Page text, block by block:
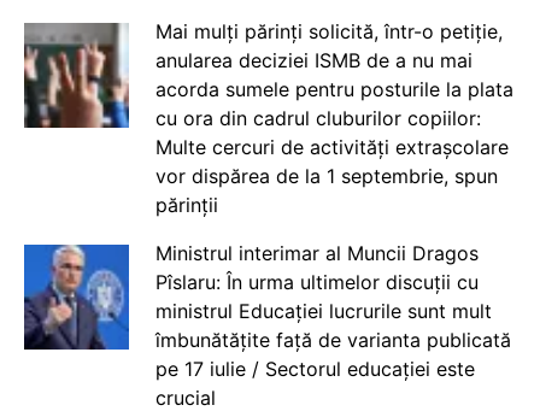
Mai mulți părinți solicită, într-o petiție,
anularea deciziei ISMB de a nu mai
acorda sumele pentru posturile la plata
cu ora din cadrul cluburilor copiilor:
Multe cercuri de activități extrașcolare
vor dispărea de la 1 septembrie, spun
părinții
Ministrul interimar al Muncii Dragos
Pîslaru: În urma ultimelor discuții cu
ministrul Educației lucrurile sunt mult
îmbunătățite față de varianta publicată
pe 17 iulie / Sectorul educației este
crucial